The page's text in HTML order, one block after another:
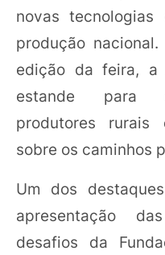
novas
produção
edição da feira, a
estande para
produtores rurais
sobre os caminhos
Um dos
apresentação
desafios da